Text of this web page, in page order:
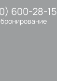
600-28-15